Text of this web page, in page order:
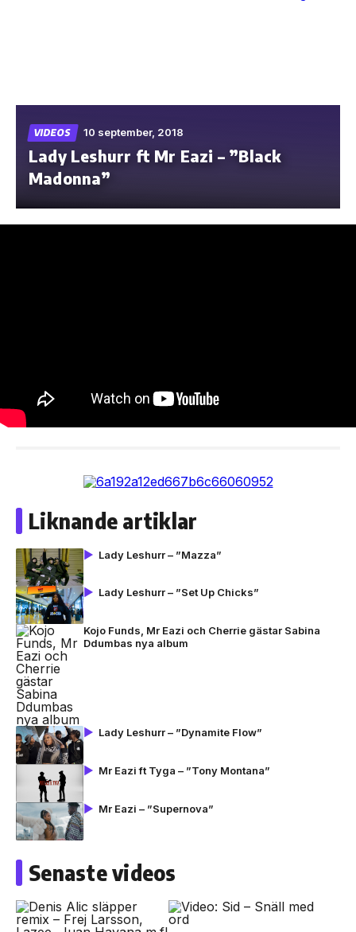
content
VIDEOS 10 september, 2018
Lady Leshurr ft Mr Eazi – ”Black
Madonna”
Liknande artiklar
Lady Leshurr – ”Mazza”
Lady Leshurr – ”Set Up Chicks”
Kojo Funds, Mr Eazi och Cherrie gästar Sabina
Ddumbas nya album
Lady Leshurr – ”Dynamite Flow”
Mr Eazi ft Tyga – ”Tony Montana”
Mr Eazi – ”Supernova”
Senaste videos